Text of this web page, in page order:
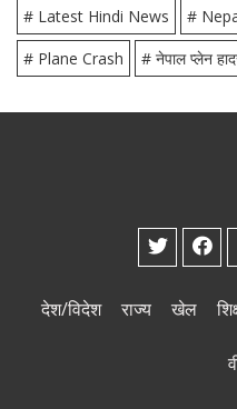
# Latest Hindi News
#
# Plane Crash
# नेपाल प्लेन
देश/विदेश राज्य खेल